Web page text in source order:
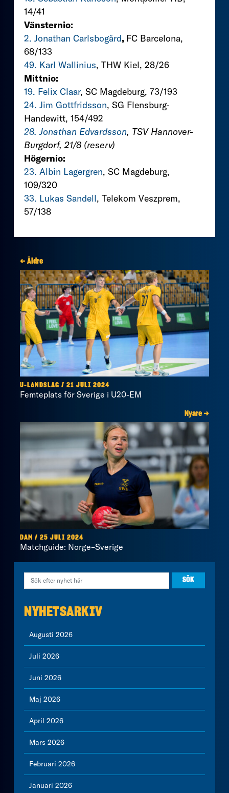
14/41
Vänsternio:
2. Jonathan Carlsbogård, FC Barcelona,
68/133
49. Karl Wallinius, THW Kiel, 28/26
Mittnio:
19. Felix Claar, SC Magdeburg, 73/193
24. Jim Gottfridsson, SG Flensburg-
Handewitt, 154/492
28. Jonathan Edvardsson, TSV Hannover-
Burgdorf, 21/8 (reserv)
Högernio:
23. Albin Lagergren, SC Magdeburg,
109/320
33. Lukas Sandell, Telekom Veszprem,
57/138
← Äldre
U-LANDSLAG / 21 JULI 2024
Femteplats för Sverige i U20-EM
Nyare →
DAM / 25 JULI 2024
Matchguide: Norge–Sverige
NYHETSARKIV
Augusti 2026
Juli 2026
Juni 2026
Maj 2026
April 2026
Mars 2026
Februari 2026
Januari 2026